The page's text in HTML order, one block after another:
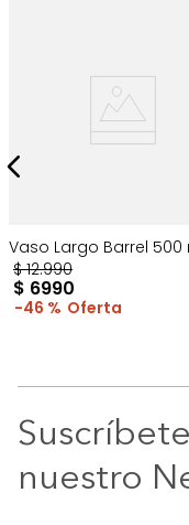
Vaso Largo Barrel 500
$ 12.990
$ 6990
46 %
nuestro